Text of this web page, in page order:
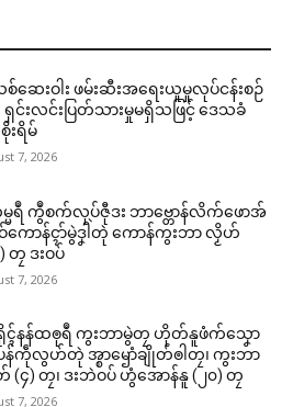
စ်ဆေးဝါး ဖမ်းဆီးအရေးယူမှုလုပ်ငန်းစဉ်
း ရှင်းလင်းပြတ်သားမှုမရှိသဖြင့် ဒေသခံ
စိုးရိမ်
7, 2026
မ္မရဳ ကွဳစက်လုပ်ဇီုဒး ဘာဗ္တောန်လိက်ဖောအ်
ဝ်ကောန်ၚာ်မွဲဒၞါဲတုဲ ကောန်ကွးဘာ လၟိဟ်
တၠ ဒးဝပ်
7, 2026
ရိုၚ်နန်ထၜုရဳ ကွးဘာမွဲတၠ ဟိုတ်နူဖံက်သၞော
န်ကဵုလွဟ်တုဲ အ္စာၝောံချိုတ်ၜါတၠ၊ ကွးဘာ
(၄) တၠ၊ ဒးဘဲဝပ် ဟွံအောန်နူ (၂၀) တၠ
7, 2026